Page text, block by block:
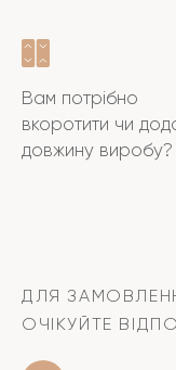
Вам потрібно
вкоротити чи
довжину виробу?
ДЛЯ
ОЧІКУЙТЕ